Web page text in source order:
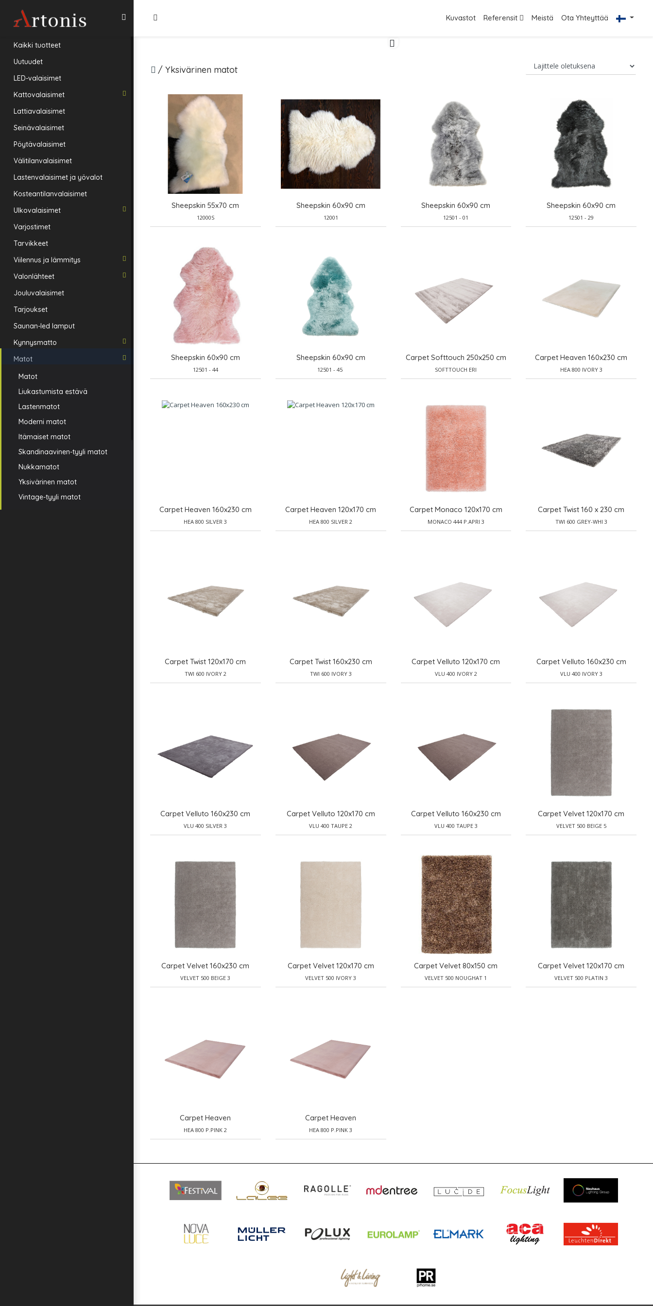
Kuvastot Referensit Meistä Ota Yhteyttää
Kaikki tuotteet
Uutuudet
LED-valaisimet
Kattovalaisimet
Lattiavalaisimet
Seinävalaisimet
Pöytävalaisimet
Välitilanvalaisimet
Lastenvalaisimet ja yövalot
Kosteantilanvalaisimet
Ulkovalaisimet
Varjostimet
Tarvikkeet
Viilennus ja lämmitys
Valonlähteet
Jouluvalaisimet
Tarjoukset
Saunan-led lamput
Kynnysmatto
Matot
Matot
Liukastumista estävä
Lastenmatot
Moderni matot
Itämaiset matot
Skandinaavinen-tyyli matot
Nukkamatot
Yksivärinen matot
Vintage-tyyli matot
/ Yksivärinen matot
Sheepskin 55x70 cm
12000S
Sheepskin 60x90 cm
12001
Sheepskin 60x90 cm
12501 - 01
Sheepskin 60x90 cm
12501 - 29
Sheepskin 60x90 cm
12501 - 44
Sheepskin 60x90 cm
12501 - 45
Carpet Softtouch 250x250 cm
SOFTTOUCH ERI
Carpet Heaven 160x230 cm
HEA 800 IVORY 3
Carpet Heaven 160x230 cm
HEA 800 SILVER 3
Carpet Heaven 120x170 cm
HEA 800 SILVER 2
Carpet Monaco 120x170 cm
MONACO 444 P.APRI 3
Carpet Twist 160 x 230 cm
TWI 600 GREY-WHI 3
Carpet Twist 120x170 cm
TWI 600 IVORY 2
Carpet Twist 160x230 cm
TWI 600 IVORY 3
Carpet Velluto 120x170 cm
VLU 400 IVORY 2
Carpet Velluto 160x230 cm
VLU 400 IVORY 3
Carpet Velluto 160x230 cm
VLU 400 SILVER 3
Carpet Velluto 120x170 cm
VLU 400 TAUPE 2
Carpet Velluto 160x230 cm
VLU 400 TAUPE 3
Carpet Velvet 120x170 cm
VELVET 500 BEIGE 5
Carpet Velvet 160x230 cm
VELVET 500 BEIGE 3
Carpet Velvet 120x170 cm
VELVET 500 IVORY 3
Carpet Velvet 80x150 cm
VELVET 500 NOUGHAT 1
Carpet Velvet 120x170 cm
VELVET 500 PLATIN 3
Carpet Heaven
HEA 800 P.PINK 2
Carpet Heaven
HEA 800 P.PINK 3